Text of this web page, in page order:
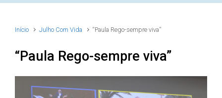
Início Julho Com Vida “Paula Rego-sempre viva”
“Paula Rego-sempre viva”